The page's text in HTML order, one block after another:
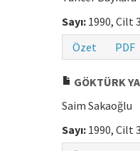
Sayı: 1990, Cilt
Özet
PDF
GÖKTÜRK
Saim Sakaoğlu
Sayı: 1990, Cilt